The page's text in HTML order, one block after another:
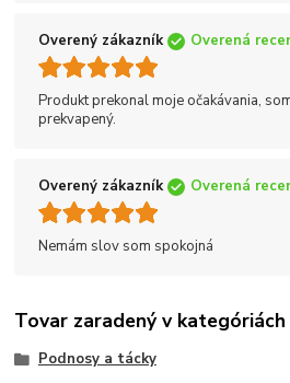
Overený zákazník Overená
Produkt prekonal moje očakávania,
prekvapený.
Overený zákazník Overená
Nemám slov som spokojná
Tovar zaradený v kategóriách
Podnosy a tácky